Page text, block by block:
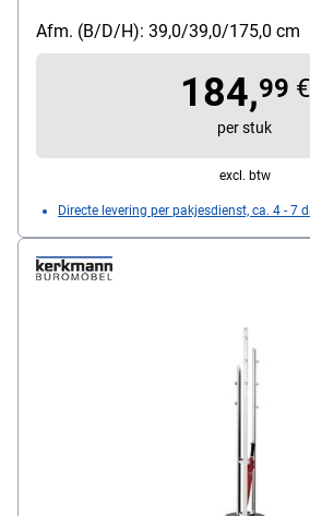
Afm. (B/D/H): 39,0/39,0/175,0 cm
184,99 €
per stuk
excl. btw
Directe levering per pakjesdienst, ca. 4 - 7